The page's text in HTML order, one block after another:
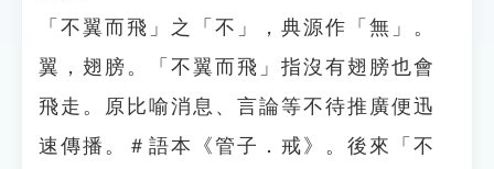
「不翼而飛」之「不」，典源作「無」。
翼，翅膀。「不翼而飛」指沒有翅膀也會
飛走。原比喻消息、言論等不待推廣便迅
速傳播。＃語本《管子．戒》。後來「不